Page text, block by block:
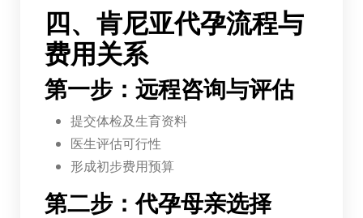
四、肯尼亚代孕流程与
费用关系
第一步：远程咨询与评估
提交体检及生育资料
医生评估可行性
形成初步费用预算
第二步：代孕母亲选择